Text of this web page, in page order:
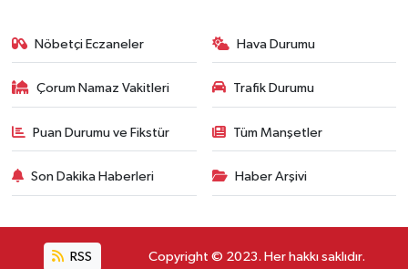
Nöbetçi Eczaneler Hava Durumu
Çorum Namaz Vakitleri Trafik Durumu
Puan Durumu ve Fikstür Tüm Manşetler
Son Dakika Haberleri Haber Arşivi
RSS Copyright © 2023. Her hakkı saklıdır.